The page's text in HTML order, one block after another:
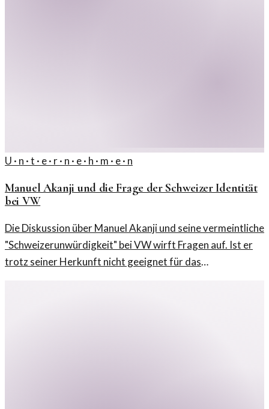
U · n · t · e · r · n · e · h · m · e · n
Manuel Akanji und die Frage der Schweizer Identität
bei VW
Die Diskussion über Manuel Akanji und seine vermeintliche
"Schweizerunwürdigkeit" bei VW wirft Fragen auf. Ist er
trotz seiner Herkunft nicht geeignet für das